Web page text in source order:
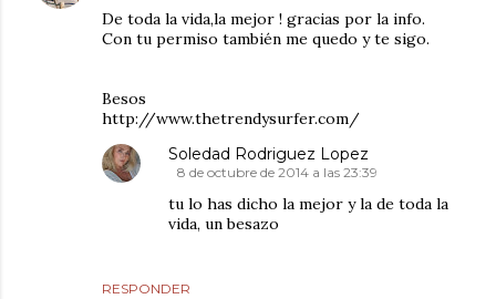
De toda la vida,la mejor ! gracias por la info.
Con tu permiso también me quedo y te sigo.
Besos
http://www.thetrendysurfer.com/
RESPONDER
Soledad Rodriguez Lopez
8 de octubre de 2014 a las 23:39
tu lo has dicho la mejor y la de toda la
vida, un besazo